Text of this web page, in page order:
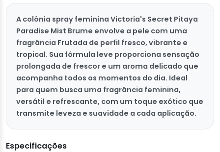
A colônia spray feminina Victoria's Secret Pitaya
Paradise Mist Brume envolve a pele com uma
fragrância Frutada de perfil fresco, vibrante e
tropical. Sua fórmula leve proporciona sensação
prolongada de frescor e um aroma delicado que
acompanha todos os momentos do dia. Ideal
para quem busca uma fragrância feminina,
versátil e refrescante, com um toque exótico que
transmite leveza e suavidade a cada aplicação.
Especificações